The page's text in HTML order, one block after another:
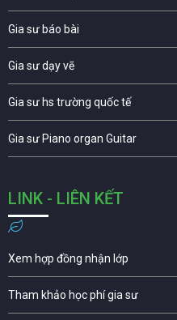
Gia sư báo bài
Gia sư dạy vẽ
Gia sư hs trường quốc tế
Gia sư Piano organ Guitar
LINK - LIÊN KẾT
Xem hợp đồng nhận lớp
Tham khảo học phí gia sư